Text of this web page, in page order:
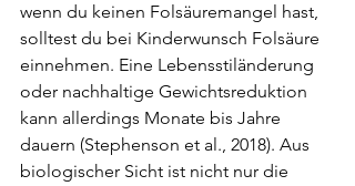
wenn du keinen Folsäuremangel hast,
solltest du bei Kinderwunsch Folsäure
einnehmen. Eine Lebensstiländerung
oder nachhaltige Gewichtsreduktion
kann allerdings Monate bis Jahre
dauern (Stephenson et al., 2018). Aus
biologischer Sicht ist nicht nur die